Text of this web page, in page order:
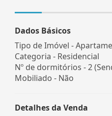
Dados Básicos
Tipo de Imóvel -
Categoria - Residencial
Nº de dormitórios - 2
Mobiliado - Não
Detalhes da Venda